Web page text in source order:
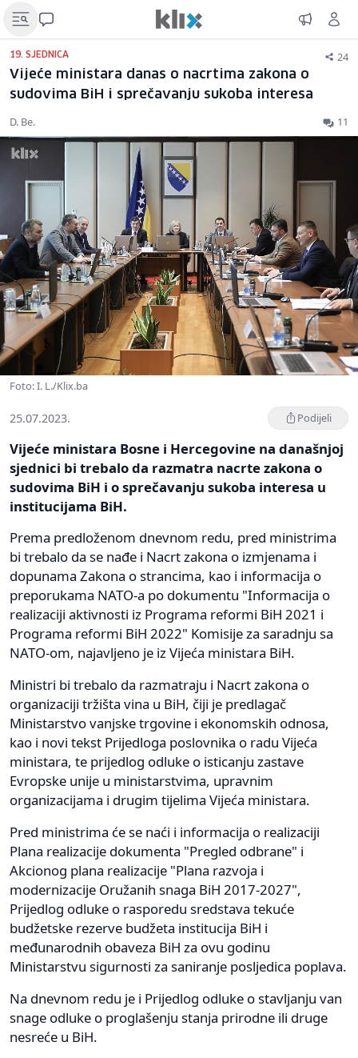
19. SJEDNICA 24
Vijeće ministara danas o nacrtima zakona o
sudovima BiH i sprečavanju sukoba interesa
D. Be. 11
Foto: I. L./Klix.ba
25.07.2023. Podijeli
Vijeće ministara Bosne i Hercegovine na današnjoj
sjednici bi trebalo da razmatra nacrte zakona o
sudovima BiH i o sprečavanju sukoba interesa u
institucijama BiH.
Prema predloženom dnevnom redu, pred ministrima
bi trebalo da se nađe i Nacrt zakona o izmjenama i
dopunama Zakona o strancima, kao i informacija o
preporukama NATO-a po dokumentu "Informacija o
realizaciji aktivnosti iz Programa reformi BiH 2021 i
Programa reformi BiH 2022" Komisije za saradnju sa
NATO-om, najavljeno je iz Vijeća ministara BiH.
Ministri bi trebalo da razmatraju i Nacrt zakona o
organizaciji tržišta vina u BiH, čiji je predlagač
Ministarstvo vanjske trgovine i ekonomskih odnosa,
kao i novi tekst Prijedloga poslovnika o radu Vijeća
ministara, te prijedlog odluke o isticanju zastave
Evropske unije u ministarstvima, upravnim
organizacijama i drugim tijelima Vijeća ministara.
Pred ministrima će se naći i informacija o realizaciji
Plana realizacije dokumenta "Pregled odbrane" i
Akcionog plana realizacije "Plana razvoja i
modernizacije Oružanih snaga BiH 2017-2027",
Prijedlog odluke o rasporedu sredstava tekuće
budžetske rezerve budžeta institucija BiH i
međunarodnih obaveza BiH za ovu godinu
Ministarstvu sigurnosti za saniranje posljedica poplava.
Na dnevnom redu je i Prijedlog odluke o stavljanju van
snage odluke o proglašenju stanja prirodne ili druge
nesreće u BiH.